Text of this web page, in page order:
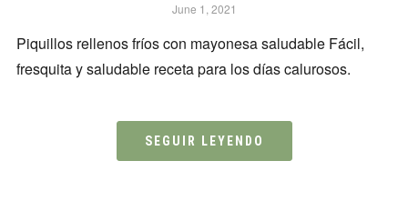
June 1, 2021
Piquillos rellenos fríos con mayonesa saludable Fácil,
fresquita y saludable receta para los días calurosos.
SEGUIR LEYENDO